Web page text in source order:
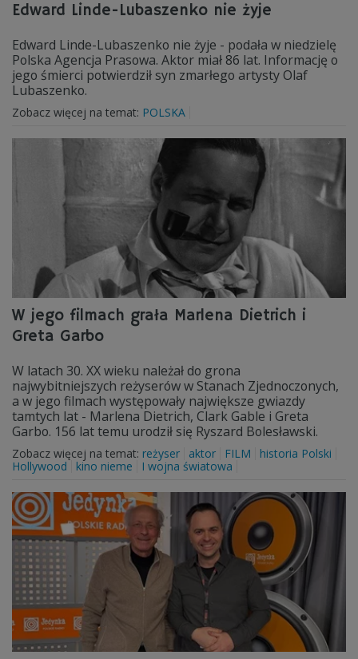
Edward Linde-Lubaszenko nie żyje
Edward Linde-Lubaszenko nie żyje - podała w niedzielę
Polska Agencja Prasowa. Aktor miał 86 lat. Informację o
jego śmierci potwierdził syn zmarłego artysty Olaf
Lubaszenko.
Zobacz więcej na temat: POLSKA
W jego filmach grała Marlena Dietrich i
Greta Garbo
W latach 30. XX wieku należał do grona
najwybitniejszych reżyserów w Stanach Zjednoczonych,
a w jego filmach występowały największe gwiazdy
tamtych lat - Marlena Dietrich, Clark Gable i Greta
Garbo. 156 lat temu urodził się Ryszard Bolesławski.
Zobacz więcej na temat: reżyser aktor FILM
historia Polski
Hollywood
kino nieme I wojna światowa